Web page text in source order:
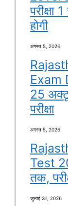
होगी
अगस्त 5, 2026
Exam
25
परीक्षा
अगस्त 5, 2026
Test
तक,
जुलाई 31, 2026